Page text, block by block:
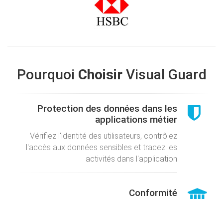
Pourquoi ChoisirVisual Guard
Protection des données dans les
applications métier
Vérifiez l'identité des utilisateurs, contrôlez
l'accès aux données sensibles et tracez les
activités dans l'application
Conformité